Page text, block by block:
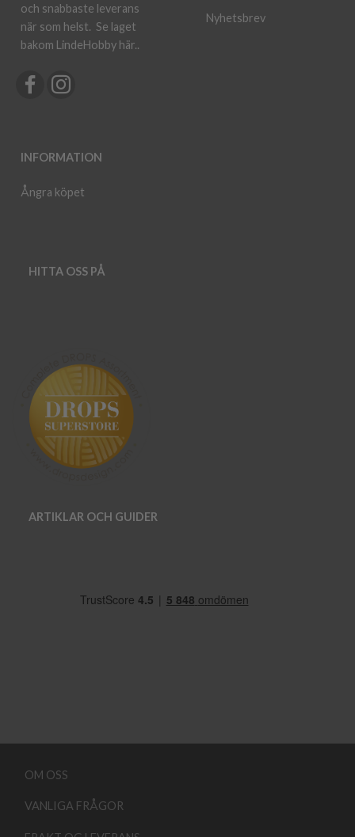
och snabbaste leverans
när som helst. Se laget
bakom LindeHobby här..
INFORMATION
Ångra köpet
Nyhetsbrev
HITTA OSS PÅ
ARTIKLAR OCH GUIDER
OM OSS
VANLIGA FRÅGOR